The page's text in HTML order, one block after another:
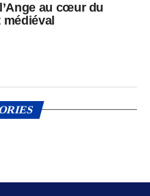
au cœur du